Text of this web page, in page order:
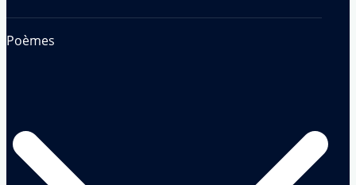
Poèmes